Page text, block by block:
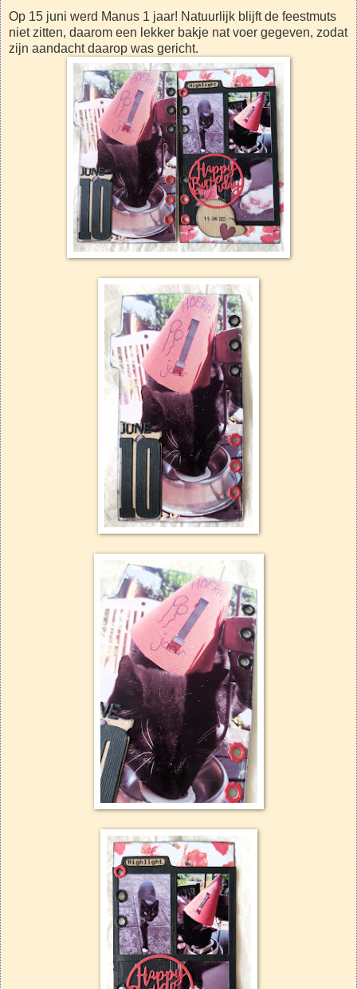
Op 15 juni werd Manus 1 jaar! Natuurlijk blijft de feestmuts
niet zitten, daarom een lekker bakje nat voer gegeven, zodat
zijn aandacht daarop was gericht.